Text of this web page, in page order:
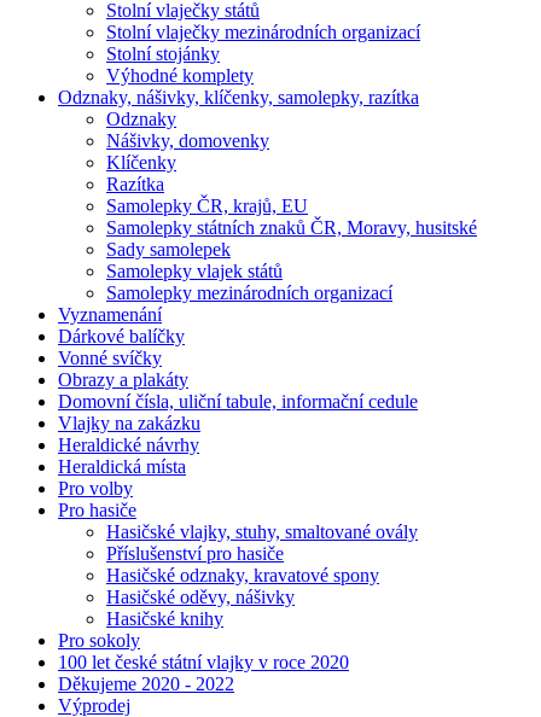
Stolní vlaječky států
Stolní vlaječky mezinárodních organizací
Stolní stojánky
Výhodné komplety
Odznaky, nášivky, klíčenky, samolepky, razítka
Odznaky
Nášivky, domovenky
Klíčenky
Razítka
Samolepky ČR, krajů, EU
Samolepky státních znaků ČR, Moravy, husitské
Sady samolepek
Samolepky vlajek států
Samolepky mezinárodních organizací
Vyznamenání
Dárkové balíčky
Vonné svíčky
Obrazy a plakáty
Domovní čísla, uliční tabule, informační cedule
Vlajky na zakázku
Heraldické návrhy
Heraldická místa
Pro volby
Pro hasiče
Hasičské vlajky, stuhy, smaltované ovály
Příslušenství pro hasiče
Hasičské odznaky, kravatové spony
Hasičské oděvy, nášivky
Hasičské knihy
Pro sokoly
100 let české státní vlajky v roce 2020
Děkujeme 2020 - 2022
Výprodej